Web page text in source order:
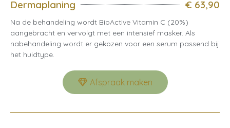
Dermaplaning € 63,90
Na de behandeling wordt BioActive Vitamin C (20%)
aangebracht en vervolgt met een intensief masker. Als
nabehandeling wordt er gekozen voor een serum passend bij
het huidtype.
Afspraak maken